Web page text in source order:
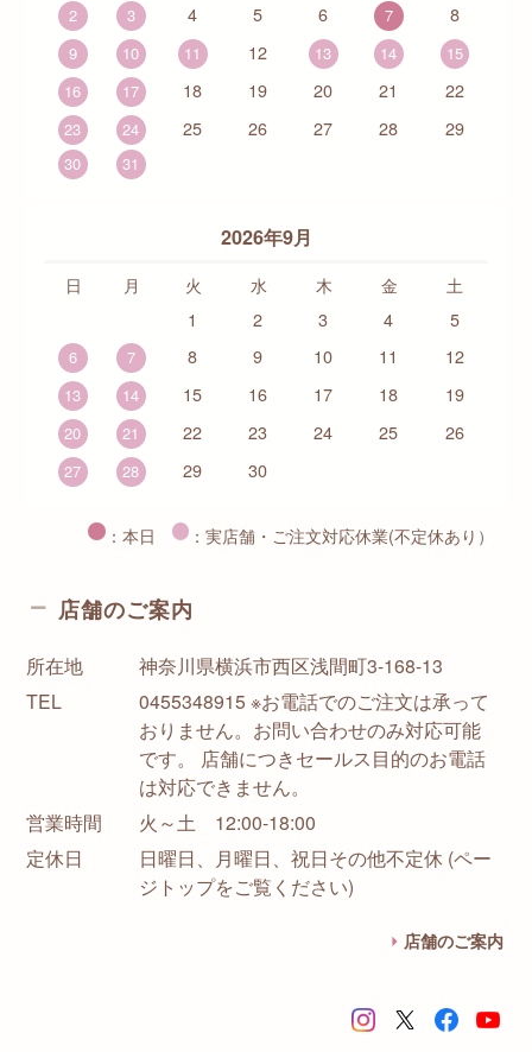
2 3 4 5 6 7 8
9 10 11 12 13 14
15
16
17 18 19 20 21 22
23 24 25 26 27 28 29
30 31
2026年9月
日 月 火 水 木 金
土
1
2 3 4 5
6 7 8 9 10 11 12
13 14 15 16 17 18 19
20 21 22 23 24 25 26
27 28 29 30
：本日 ：実店舗・ご注文対応休業(不定休あり）
店舗のご案内
所在地
神奈川県横浜市西区浅間町3-168-13
TEL
0455348915 ※お電話でのご注文は承って
おりません。お問い合わせのみ対応可能
です。 店舗につきセールス目的のお電話
は対応できません。
営業時間
火～土 12:00-18:00
定休日
日曜日、月曜日、祝日その他不定休 (ペー
ジトップをご覧ください)
店舗のご案内